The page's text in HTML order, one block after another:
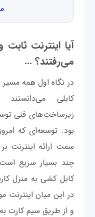
آیا اینترنت
می‌رفتند؟ ...
در نگاه اول همه مسیر
کابلی
زیرساخت‌های فنی
سمت ارائه اینترنت
چند بسیار سریع است
در این میان اینترنت
و از طریق سیم کارت